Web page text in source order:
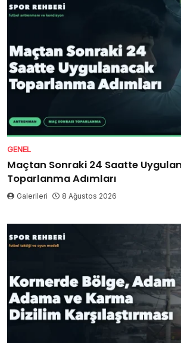
GENEL
Maçtan Sonraki 24 Saatte
Toparlanma Adımları
Galerileri 8 Ağustos 2026